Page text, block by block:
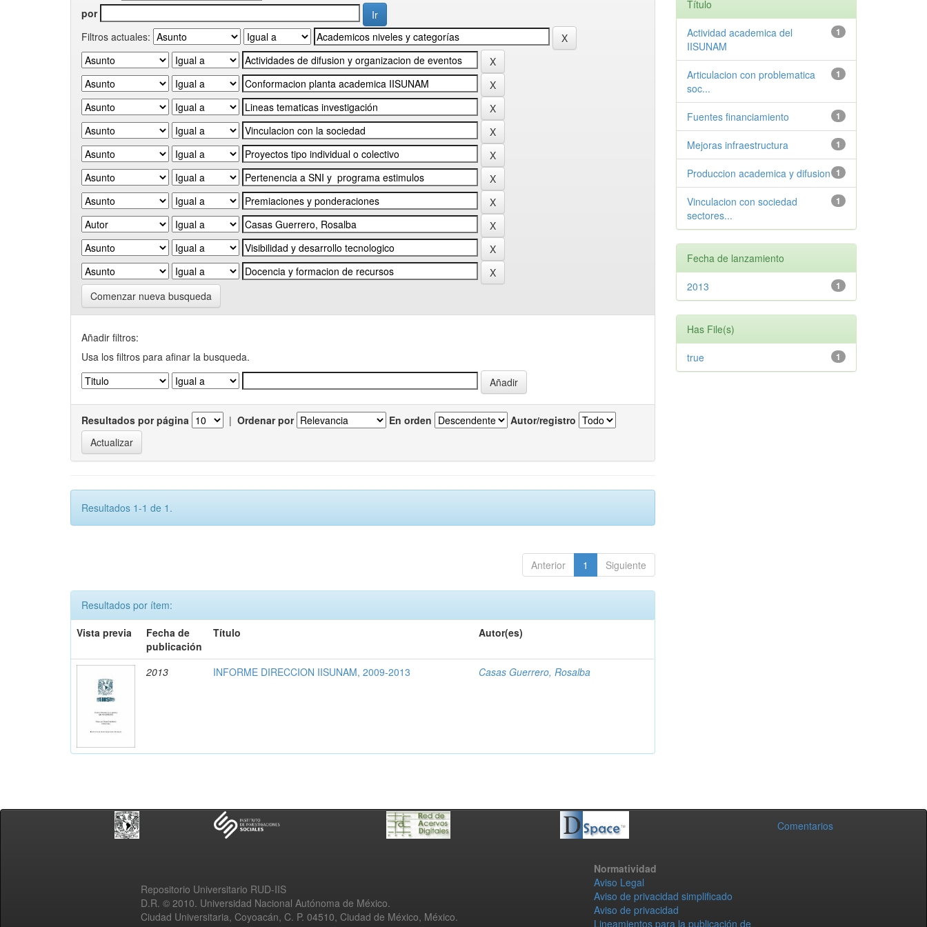
por
Filtros actuales:
Comenzar nueva busqueda
Añadir filtros:
Usa los filtros para afinar la busqueda.
Resultados por página | Ordenar por En orden Autor/registro
Resultados 1-1 de 1.
Anterior 1 Siguiente
Resultados por ítem:
Vista previa
Fecha de
publicación
Título Autor(es)
2013 INFORME DIRECCION IISUNAM, 2009-2013 Casas Guerrero, Rosalba
Título
1
Actividad academica del
IISUNAM
1
Articulacion con problematica
soc...
1
Fuentes financiamiento
1
Mejoras infraestructura
1
Produccion academica y difusion
1
Vinculacion con sociedad
sectores...
Fecha de lanzamiento
1
2013
Has File(s)
1
true
Comentarios
Repositorio Universitario RUD-IIS
D.R. © 2010. Universidad Nacional Autónoma de México.
Ciudad Universitaria, Coyoacán, C. P. 04510, Ciudad de México, México.
Normatividad
Aviso Legal
Aviso de privacidad simplificado
Aviso de privacidad
Lineamientos para la publicación de